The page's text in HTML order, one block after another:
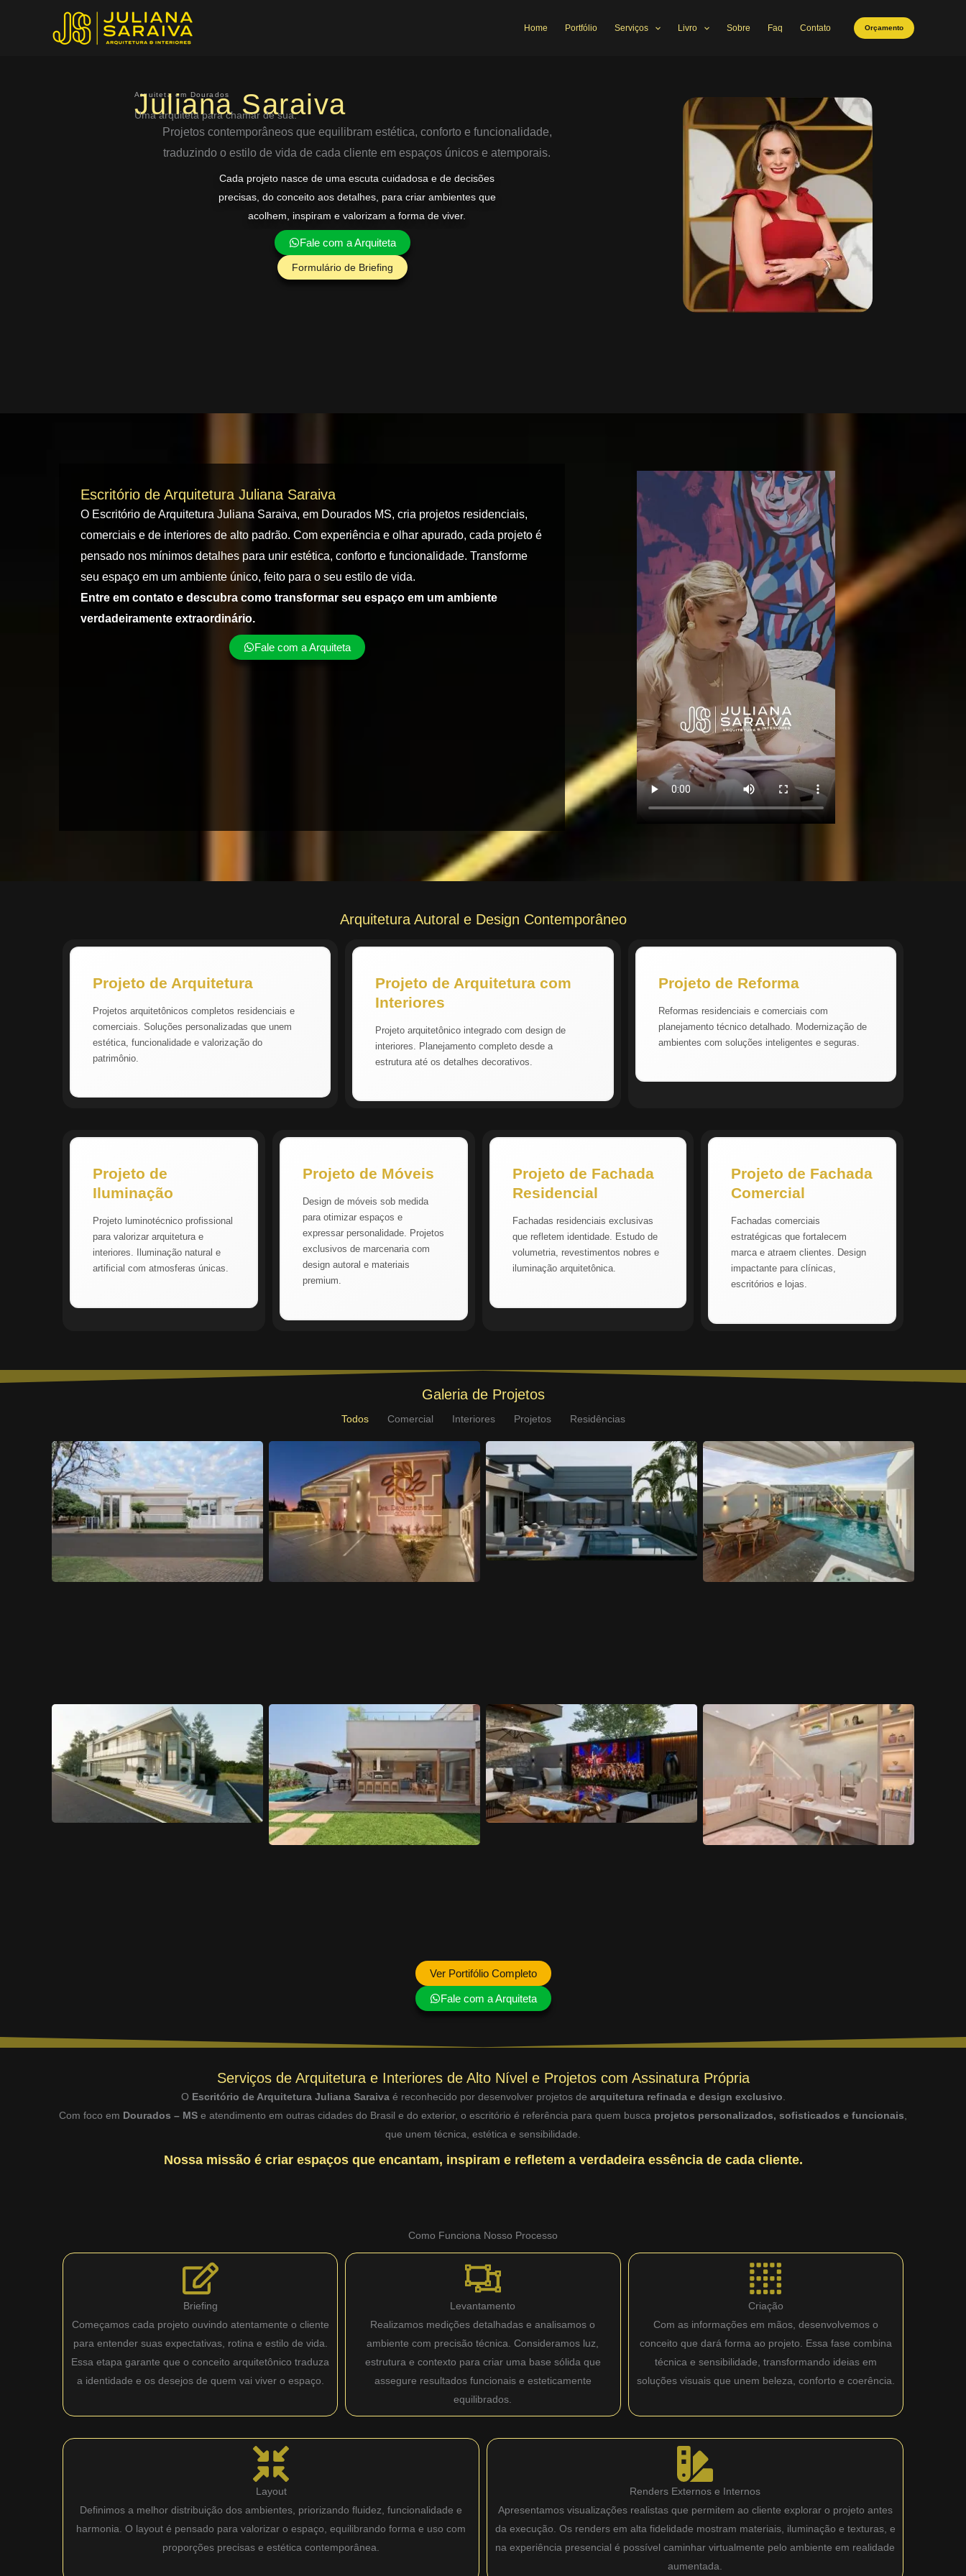
Home Portfólio Serviços Livro Sobre Faq Contato Orçamento
Arquiteta em Dourados
Juliana Saraiva
Uma arquiteta para chamar de sua.
Projetos contemporâneos que equilibram estética, conforto e funcionalidade,
traduzindo o estilo de vida de cada cliente em espaços únicos e atemporais.
Cada projeto nasce de uma escuta cuidadosa e de decisões
precisas, do conceito aos detalhes, para criar ambientes que
acolhem, inspiram e valorizam a forma de viver.
Fale com a Arquiteta
Formulário de Briefing
Escritório de Arquitetura Juliana Saraiva
O Escritório de Arquitetura Juliana Saraiva, em Dourados MS, cria projetos residenciais,
comerciais e de interiores de alto padrão. Com experiência e olhar apurado, cada projeto é
pensado nos mínimos detalhes para unir estética, conforto e funcionalidade. Transforme
seu espaço em um ambiente único, feito para o seu estilo de vida.
Entre em contato e descubra como transformar seu espaço em um ambiente
verdadeiramente extraordinário.
Fale com a Arquiteta
Arquitetura Autoral e Design Contemporâneo
Projeto de Arquitetura
Projetos arquitetônicos completos residenciais e
comerciais. Soluções personalizadas que unem
estética, funcionalidade e valorização do
patrimônio.
Projeto de Arquitetura com
Interiores
Projeto arquitetônico integrado com design de
interiores. Planejamento completo desde a
estrutura até os detalhes decorativos.
Projeto de Reforma
Reformas residenciais e comerciais com
planejamento técnico detalhado. Modernização de
ambientes com soluções inteligentes e seguras.
Projeto de
Iluminação
Projeto luminotécnico profissional
para valorizar arquitetura e
interiores. Iluminação natural e
artificial com atmosferas únicas.
Projeto de Móveis
Design de móveis sob medida
para otimizar espaços e
expressar personalidade. Projetos
exclusivos de marcenaria com
design autoral e materiais
premium.
Projeto de Fachada
Residencial
Fachadas residenciais exclusivas
que refletem identidade. Estudo de
volumetria, revestimentos nobres e
iluminação arquitetônica.
Projeto de Fachada
Comercial
Fachadas comerciais
estratégicas que fortalecem
marca e atraem clientes. Design
impactante para clínicas,
escritórios e lojas.
Galeria de Projetos
Todos Comercial Interiores Projetos Residências
Ver Portifólio Completo
Fale com a Arquiteta
Serviços de Arquitetura e Interiores de Alto Nível e Projetos com Assinatura Própria
O Escritório de Arquitetura Juliana Saraivaé reconhecido por desenvolver projetos de arquitetura refinada e design exclusivo.
Com foco em Dourados – MS e atendimento em outras cidades do Brasil e do exterior, o escritório é referência para quem busca projetos personalizados, sofisticados e funcionais,
que unem técnica, estética e sensibilidade.
Nossa missão é criar espaços que encantam, inspiram e refletem a verdadeira essência de cada cliente.
Como Funciona Nosso Processo
Briefing
Começamos cada projeto ouvindo atentamente o cliente
para entender suas expectativas, rotina e estilo de vida.
Essa etapa garante que o conceito arquitetônico traduza
a identidade e os desejos de quem vai viver o espaço.
Levantamento
Realizamos medições detalhadas e analisamos o
ambiente com precisão técnica. Consideramos luz,
estrutura e contexto para criar uma base sólida que
assegure resultados funcionais e esteticamente
equilibrados.
Criação
Com as informações em mãos, desenvolvemos o
conceito que dará forma ao projeto. Essa fase combina
técnica e sensibilidade, transformando ideias em
soluções visuais que unem beleza, conforto e coerência.
Layout
Definimos a melhor distribuição dos ambientes, priorizando fluidez, funcionalidade e
harmonia. O layout é pensado para valorizar o espaço, equilibrando forma e uso com
proporções precisas e estética contemporânea.
Renders Externos e Internos
Apresentamos visualizações realistas que permitem ao cliente explorar o projeto antes
da execução. Os renders em alta fidelidade mostram materiais, iluminação e texturas, e
na experiência presencial é possível caminhar virtualmente pelo ambiente em realidade
aumentada.